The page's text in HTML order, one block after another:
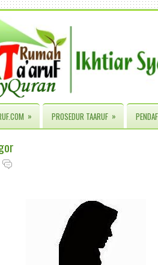
» PROSEDUR TAARUF »